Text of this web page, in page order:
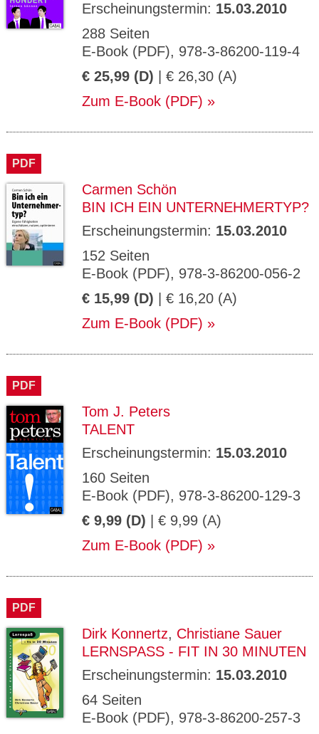
Erscheinungstermin: 15.03.2010
288 Seiten
E-Book (PDF), 978-3-86200-119-4
€ 25,99 (D) | € 26,30 (A)
Zum E-Book (PDF)
PDF
Carmen Schön
BIN ICH EIN UNTERNEHMERTYP?
Erscheinungstermin: 15.03.2010
152 Seiten
E-Book (PDF), 978-3-86200-056-2
€ 15,99 (D) | € 16,20 (A)
Zum E-Book (PDF)
PDF
Tom J. Peters
TALENT
Erscheinungstermin: 15.03.2010
160 Seiten
E-Book (PDF), 978-3-86200-129-3
€ 9,99 (D) | € 9,99 (A)
Zum E-Book (PDF)
PDF
Dirk Konnertz, Christiane Sauer
LERNSPASS - FIT IN 30 MINUTEN
Erscheinungstermin: 15.03.2010
64 Seiten
E-Book (PDF), 978-3-86200-257-3